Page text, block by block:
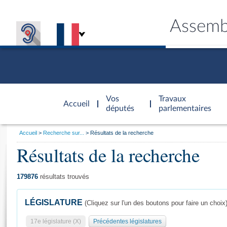
Accueil
d'accueil
Vos
députés
Travaux
parlementaires
Général
Vous
Accueil Recherche sur... Résultats de la recherche
Résultats de la recherche
179876 résultats trouvés
LÉGISLATURE (Cliquez sur l'un des boutons pour faire un choix)
17e législature (X) Précédentes législatures